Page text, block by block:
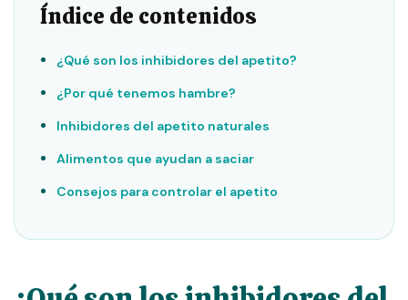
Índice de contenidos
¿Qué son los inhibidores del apetito?
¿Por qué tenemos hambre?
Inhibidores del apetito naturales
Alimentos que ayudan a saciar
Consejos para controlar el apetito